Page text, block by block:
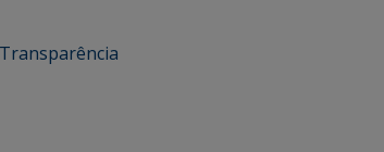
Transparência